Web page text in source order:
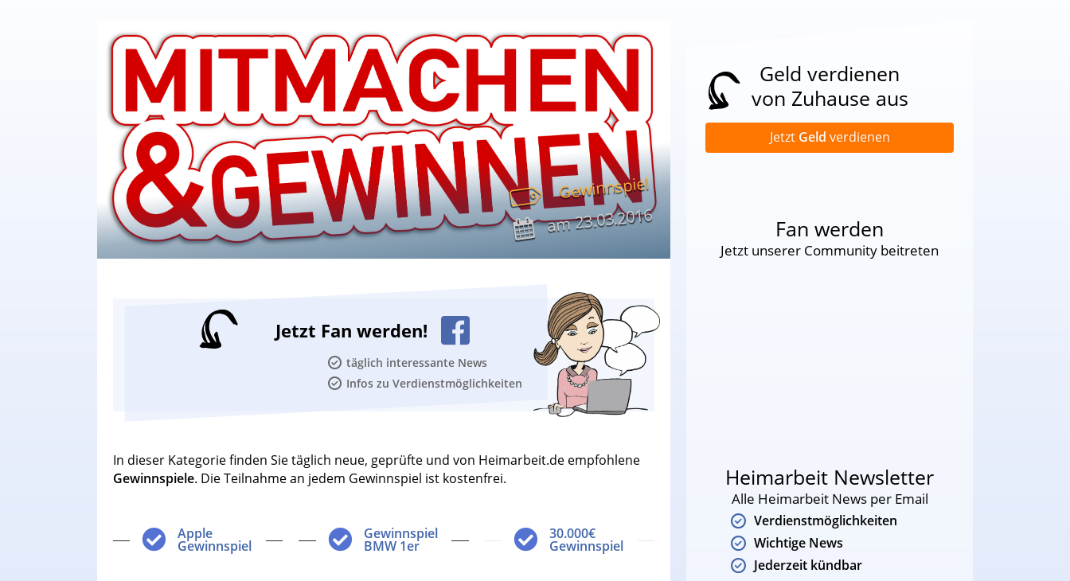
Gewinnspiel
am23.03.2016
Jetzt Fan werden!
täglich interessante News
Infos zu Verdienstmöglichkeiten
In dieser Kategorie finden Sie täglich neue, geprüfte und von Heimarbeit.de empfohlene
Gewinnspiele. Die Teilnahme an jedem Gewinnspiel ist kostenfrei.
Apple
Gewinnspiel
Gewinnspiel
BMW 1er
30.000€
Gewinnspiel
Geld verdienen
von Zuhause aus
Jetzt Geld verdienen
Fan werden
Jetzt unserer Community beitreten
Heimarbeit Newsletter
Alle Heimarbeit News per Email
Verdienstmöglichkeiten
Wichtige News
Jederzeit kündbar